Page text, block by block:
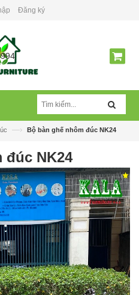
Đăng ký
—› Bộ bàn ghế nhôm đúc NK24
đúc NK24